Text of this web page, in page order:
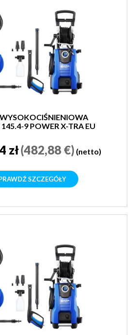
145.4-9 POWER X-TRA EU
zł(482,88 €) (netto)
SZCZEGÓŁY